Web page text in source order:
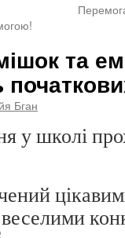
та
Бган
у школі